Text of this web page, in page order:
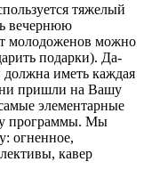
тяжелый
вечернюю
молодоженов можно
подарки). Да-
иметь каждая
пришли на Вашу
элементарные
программы. Мы
огненное,
кавер